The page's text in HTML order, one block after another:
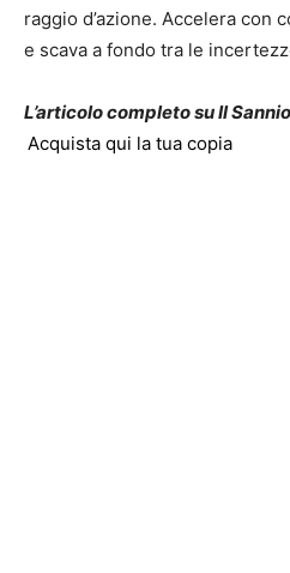
raggio d’azione. Accelera con
e scava a fondo tra le
L’articolo completo su Il
Acquista qui la tua copia